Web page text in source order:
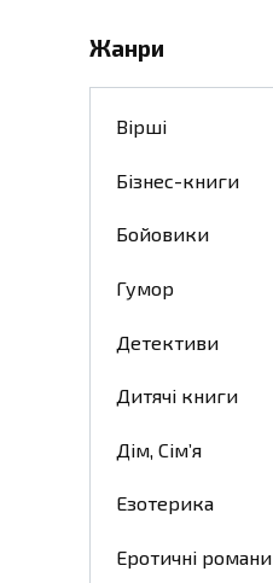
Жанри
Вірші
Бізнес-книги
Бойовики
Гумор
Детективи
Дитячі книги
Дім, Сім’я
Езотерика
Еротичні романи